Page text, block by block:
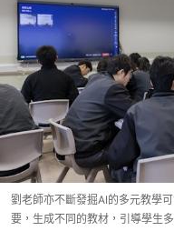
劉老師亦不斷發掘AI的多元教學
要，生成不同的教材，引導學生